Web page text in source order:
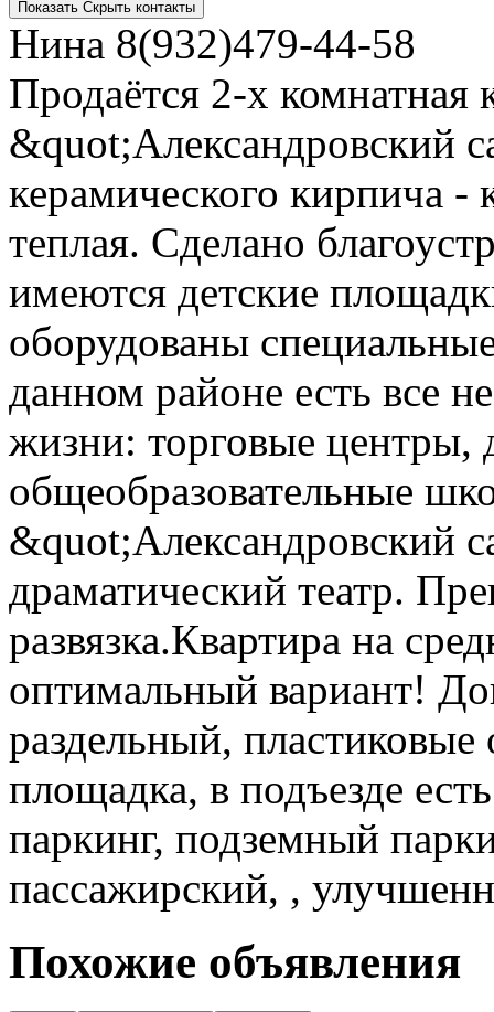
Показать Скрыть контакты
Нина 8(932)479-44-58
Продаётся 2-х комнатная
&quot;Александровский
керамического кирпича -
теплая. Сделано
имеются детские
оборудованы
данном районе есть все
жизни: торговые центры,
общеобразовательные
&quot;Александровский
драматический театр.
развязка.Квартира на
оптимальный вариант!
раздельный, пластиковые
площадка, в подъезде
паркинг, подземный
пассажирский, ,
Похожие объявления